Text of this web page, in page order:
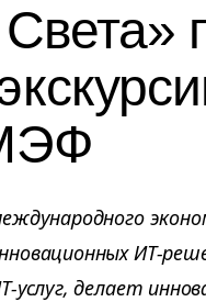
ИТ-
услуг, делает